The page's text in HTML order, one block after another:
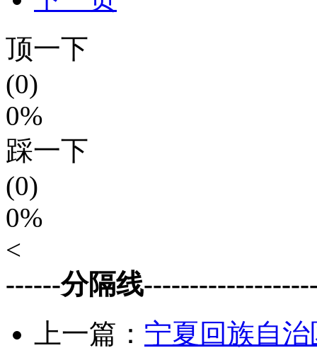
顶一下
(0)
0%
踩一下
(0)
0%
<
------分隔线
上一篇： 宁夏回族自